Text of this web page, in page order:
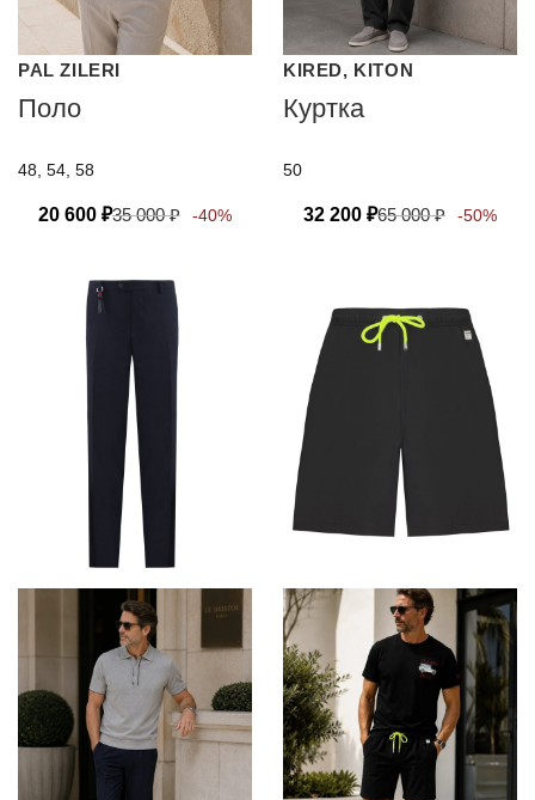
PAL ZILERI
Поло
48, 54, 58
20 600 ₽35 000₽ -40%
KIRED, KITON
Куртка
50
32 200 ₽65 000₽ -50%